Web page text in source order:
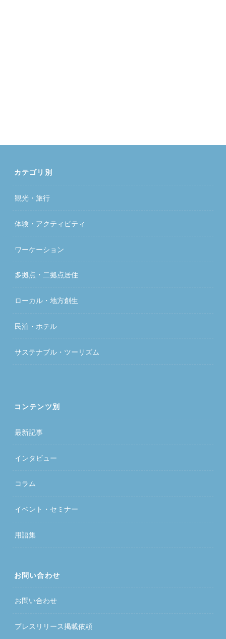
カテゴリ別
観光・旅行
体験・アクティビティ
ワーケーション
多拠点・二拠点居住
ローカル・地方創生
民泊・ホテル
サステナブル・ツーリズム
コンテンツ別
最新記事
インタビュー
コラム
イベント・セミナー
用語集
お問い合わせ
お問い合わせ
プレスリリース掲載依頼